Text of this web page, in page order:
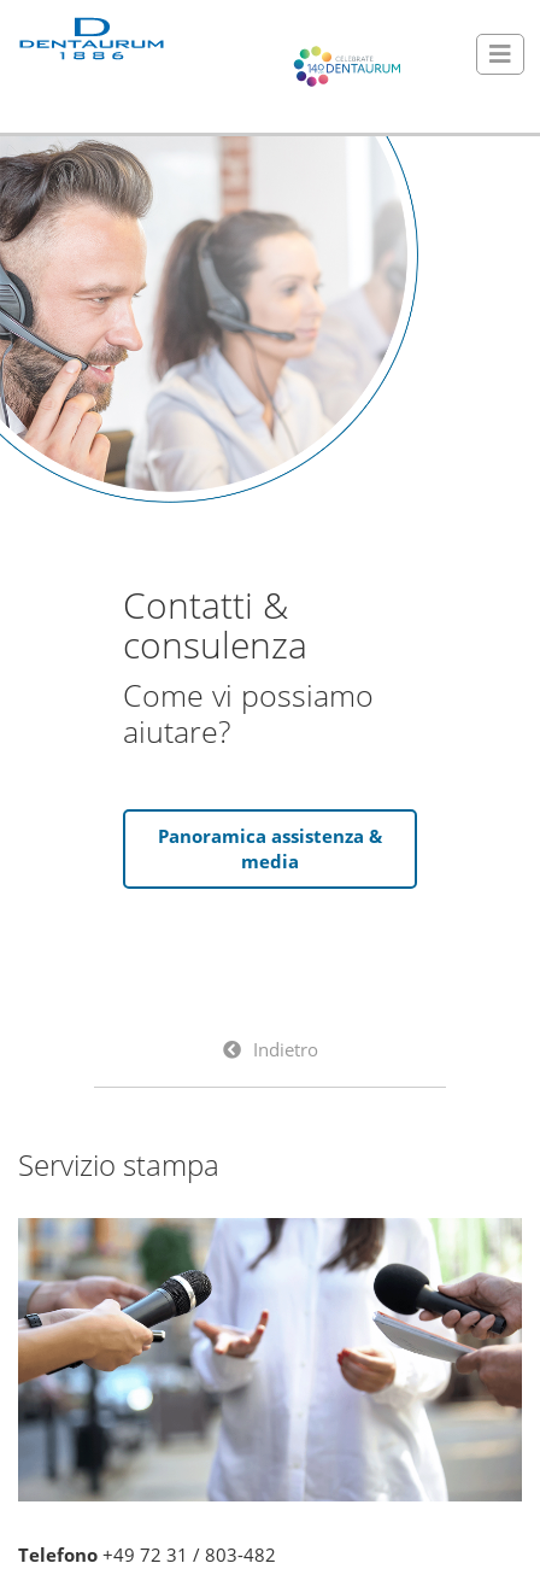
Contatti &
consulenza
Come vi possiamo
aiutare?
Panoramica assistenza &
media
Indietro
Servizio stampa
Telefono +49 72 31 / 803-482